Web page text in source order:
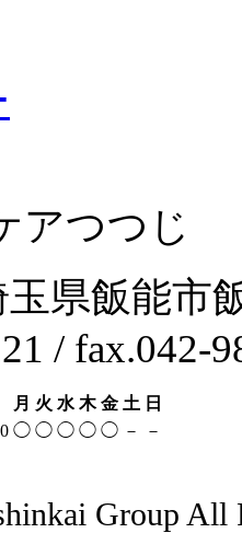
玉県飯能市
/ fax.042-
月 火 水 木 金 土 日
◯ ◯ ◯ ◯ ◯ － －
Group All